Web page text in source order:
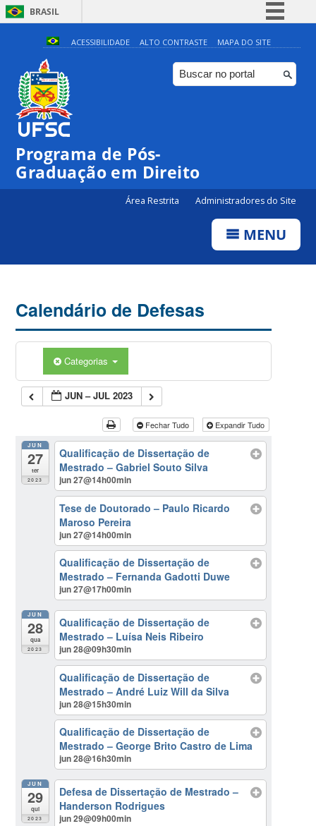
BRASIL
Simplifique!
Comunica BR
Participe
ACESSIBILIDADE ALTO CONTRASTE MAPA DO SITE
Programa de Pós-
Graduação em Direito
Área Restrita Administradores do Site
MENU
Calendário de Defesas
Categorias
JUN – JUL 2023
Fechar Tudo Expandir Tudo
JUN
27
ter
2023
Qualificação de Dissertação de
Mestrado – Gabriel Souto Silva
jun 27@14h00min
Tese de Doutorado – Paulo Ricardo
Maroso Pereira
jun 27@14h00min
Qualificação de Dissertação de
Mestrado – Fernanda Gadotti Duwe
jun 27@17h00min
JUN
28
qua
2023
Qualificação de Dissertação de
Mestrado – Luísa Neis Ribeiro
jun 28@09h30min
Qualificação de Dissertação de
Mestrado – André Luiz Will da Silva
jun 28@15h30min
Qualificação de Dissertação de
Mestrado – George Brito Castro de Lima
jun 28@16h30min
JUN
29
qui
2023
Defesa de Dissertação de Mestrado –
Handerson Rodrigues
jun 29@09h00min